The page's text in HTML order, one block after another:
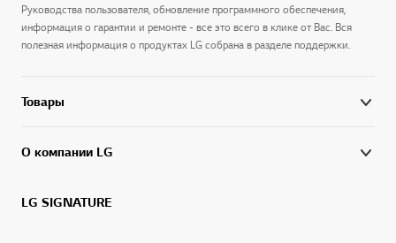
Руководства пользователя, обновление программного обеспечения,
информация о гарантии и ремонте - все это всего в клике от Вас. Вся
полезная информация о продуктах LG собрана в разделе поддержки.
Товары
О компании LG
LG SIGNATURE